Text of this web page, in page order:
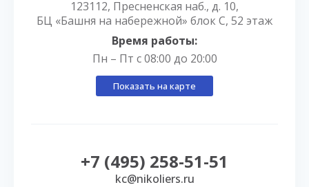
123112, Пресненская наб., д. 10,
БЦ «Башня на набережной» блок С, 52 этаж
Время работы:
Пн – Пт с 08:00 до 20:00
Показать на карте
+7 (495) 258-51-51
kc@nikoliers.ru